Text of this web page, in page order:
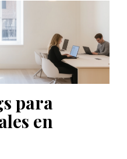
para
en